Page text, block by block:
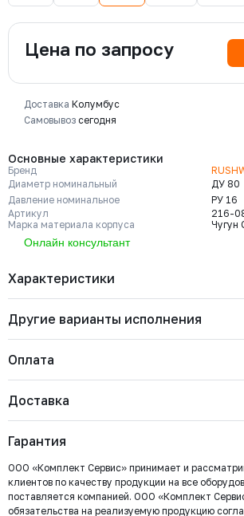
Основные характеристики
Бренд
Диаметр номинальный
ДУ 80
Давление номинальное
РУ 16
Артикул
216-
Марка материала корпуса
Чугун
Онлайн консультант
Цена по запросу
Доставка Колумбус
Самовывоз сегодня
Характеристики
Бренд
Диаметр номинальный
Артикул
запирающего элемента
Страна
Тип присоединения
Тип управления
Другие варианты исполнения
Давление номинальное
414 944 ₽
216-600-10
Давление номинальноеДиаметр номинальный
Оплата
Важно: Отгрузка товара
оплаты и зачисления средств на
ООО «Комплект Сервис».
Доставка
Гарантия
ООО «Комплект Сервис» принимает и
клиентов по качеству продукции на все
поставляется компанией. ООО «Комплект
обязательства на реализуемую продукцию